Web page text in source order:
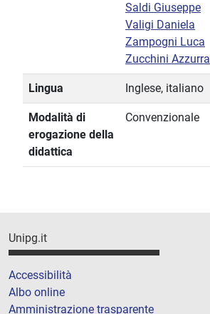
Saldi Giuseppe
Valigi Daniela
Zampogni Luca
Zucchini Azzurra
Lingua Inglese, italiano
Modalità di
erogazione della
didattica
Convenzionale
Unipg.it
Accessibilità
Albo online
Amministrazione trasparente